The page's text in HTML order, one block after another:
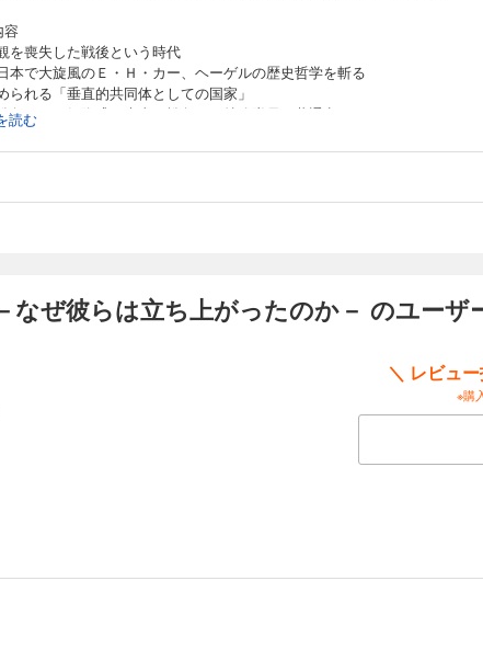
容
を喪失した戦後という時代
で大旋風のＥ・Ｈ・カー、ヘーゲルの歴史哲学を斬る
れる「垂直的共同体としての国家」
争での西郷隆盛と大東亜戦争での特攻隊員の共通点
際し「立ち上がった歴史」を持つ民族と持たざる民族の違い
祀ることすらままならなくなっている。(略)激動する時代の中にあって我
ではあるまいか」「民族の歴史を引き受ける覚悟を忘れた瞬間、それが
ったか」(「終章」より)
読む
なぜ彼らは立ち上がったのか－ のユーザ
＼ レビュ
※購